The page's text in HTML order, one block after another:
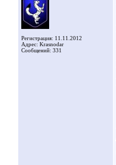
Регистрация: 11.11.2012
Адрес: Krasnodar
Сообщений: 331